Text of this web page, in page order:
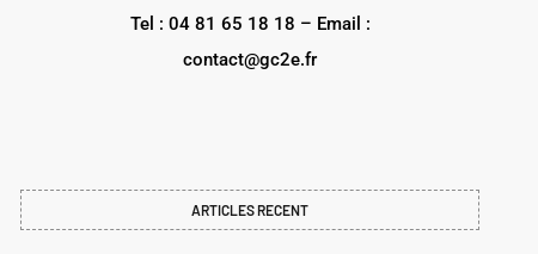
Tel : 04 81 65 18 18 – Email :
contact@gc2e.fr
ARTICLES RECENT